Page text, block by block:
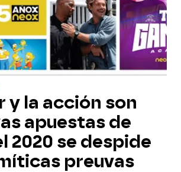
y la acción son
apuestas de
2020 se despide
preuvas